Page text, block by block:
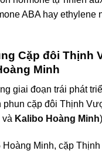
ABA hay ethylene
Cặp đôi Thịnh
Minh
giai đoạn trái phát
phun cặp đôi Thịnh
và Kalibo Hoàng Minh
Hoàng Minh, cặp